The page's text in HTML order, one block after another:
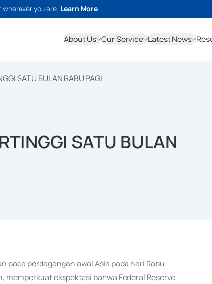
you are. Learn More
About Us Our Service Latest News
SATU BULAN RABU PAGI
SATU BULAN
pada perdagangan awal Asia pada hari Rabu
memperkuat ekspektasi bahwa Federal Reserve